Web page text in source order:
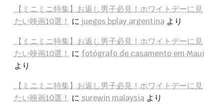
【ミニミニ特集】お返し男子必見！ホワイトデーに見
たい映画10選！ に juegos bplay argentinaより
【ミニミニ特集】お返し男子必見！ホワイトデーに見
たい映画10選！ に fotógrafo de casamento em Maui
より
【ミニミニ特集】お返し男子必見！ホワイトデーに見
たい映画10選！ に surewin malaysiaより